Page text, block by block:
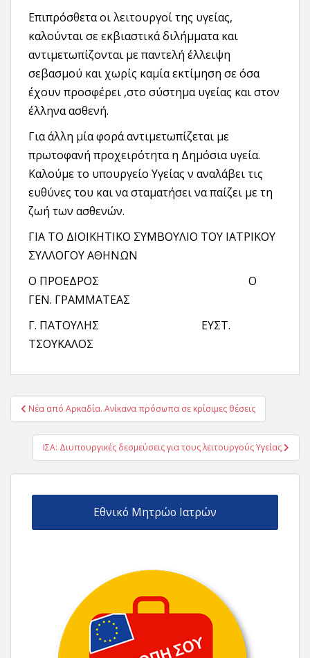
Επιπρόσθετα οι λειτουργοί της υγείας,
καλούνται σε εκβιαστικά διλήμματα και
αντιμετωπίζονται με παντελή έλλειψη
σεβασμού και χωρίς καμία εκτίμηση σε όσα
έχουν προσφέρει ,στο σύστημα υγείας και στον
έλληνα ασθενή.
Για άλλη μία φορά αντιμετωπίζεται με
πρωτοφανή προχειρότητα η Δημόσια υγεία.
Καλούμε το υπουργείο Υγείας ν αναλάβει τις
ευθύνες του και να σταματήσει να παίζει με τη
ζωή των ασθενών.
ΓΙΑ ΤΟ ΔΙΟΙΚΗΤΙΚΟ ΣΥΜΒΟΥΛΙΟ ΤΟΥ ΙΑΤΡΙΚΟΥ
ΣΥΛΛΟΓΟΥ ΑΘΗΝΩΝ
Ο ΠΡΟΕΔΡΟΣ Ο
ΓΕΝ. ΓΡΑΜΜΑΤΕΑΣ
Γ. ΠΑΤΟΥΛΗΣ ΕΥΣΤ.
ΤΣΟΥΚΑΛΟΣ
Πλοήγηση
άρθρων
Νέα από Αρκαδία. Ανίκανα πρόσωπα σε κρίσιμες θέσεις
ΙΣΑ: Διυπουργικές δεσμεύσεις για τους λειτουργούς Υγείας
Εθνικό Μητρώο Ιατρών